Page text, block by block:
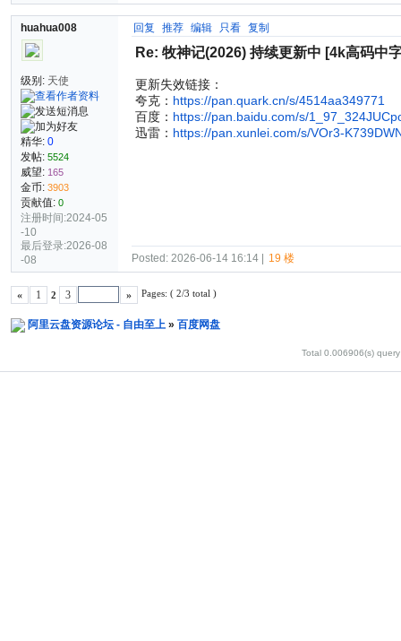
huahua008
级别: 天使
精华: 0
发帖: 5524
威望: 165
金币: 3903
贡献值: 0
注册时间:2024-05
-10
最后登录:2026-08
-08
回复 推荐 编辑 只看 复制
Re: 牧神记(2026) 持续更新中 [4k高码中
更新失效链接：
夸克： https://pan.quark.cn/s/4514aa349771
百度： https://pan.baidu.com/s/
迅雷： https://pan.xunlei.com/s/VOr3-
Posted: 2026-06-14 16:14 | 19 楼
« 1 2 3 » Pages: ( 2/3 total )
阿里云盘资源论坛 - 自由至上 » 百度网盘
Total 0.006906(s)